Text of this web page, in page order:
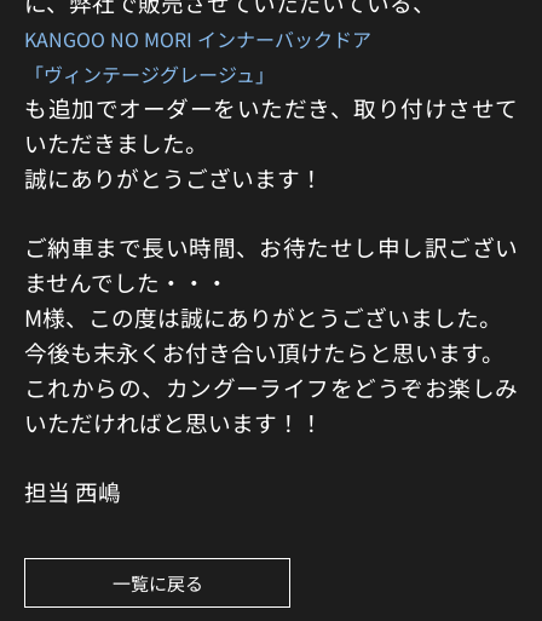
KANGOO NO MORI インナーバックドア
「ヴィンテージグレージュ」
も追加でオーダーをいただき、取り付けさせて
いただきました。
誠にありがとうございます！
ご納車まで長い時間、お待たせし申し訳ござい
ませんでした・・・
M様、この度は誠にありがとうございました。
今後も末永くお付き合い頂けたらと思います。
これからの、カングーライフをどうぞお楽しみ
いただければと思います！！
担当 西嶋
一覧に戻る